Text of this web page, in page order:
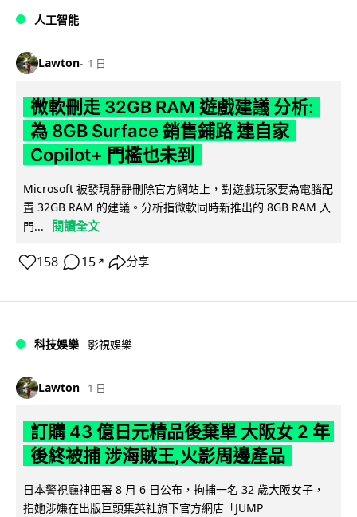
人工智能
Lawton 1 日
微軟刪走 32GB RAM 遊戲建議 分析:
為 8GB Surface 銷售鋪路 連自家
Copilot+ 門檻也未到
Microsoft 被發現靜靜刪除官方網站上，對遊戲玩家要為電腦配
置 32GB RAM 的建議。分析指微軟同時新推出的 8GB RAM 入
門...
閱讀全文
158 15 ↗ 分享
科技娛樂 影視娛樂
Lawton 1 日
訂購 43 億日元精品後棄單 大阪女 2 年
後終被捕 涉海賊王,火影周邊產品
日本警視廳神田署 8 月 6 日公布，拘捕一名 32 歲大阪女子，
指她涉嫌在出版巨頭集英社旗下官方網店「JUMP